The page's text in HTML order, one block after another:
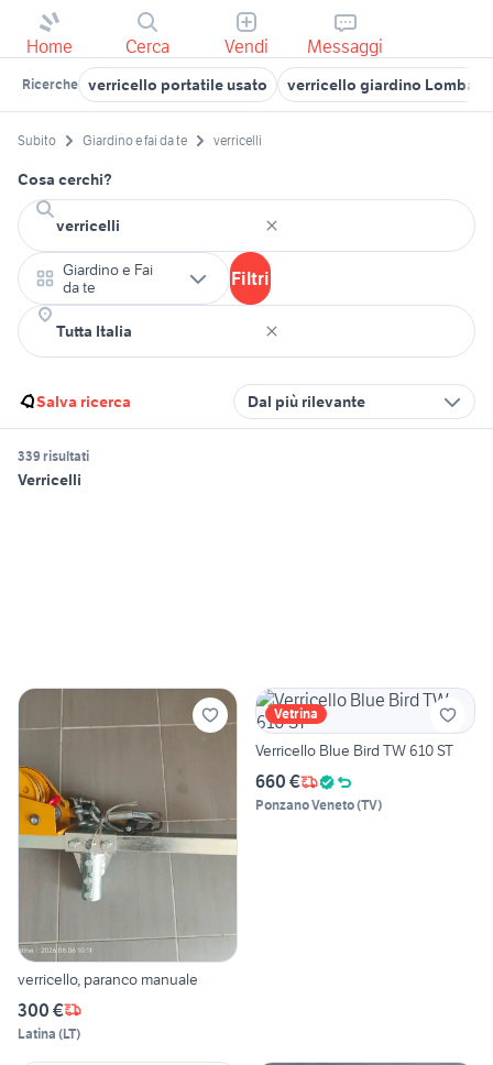
Home Cerca Vendi Messaggi
Ricerche verricello portatile usato verricello giardino
Subito Giardino e fai da te verricelli
Cosa cerchi?
Giardino e Fai
da te
Filtri
Salva ricerca Dal più rilevante
339 risultati
Verricelli
verricello, paranco manuale
300 €
Latina (LT)
Vetrina
Verricello Blue Bird TW 610 ST
660 €
Ponzano Veneto(TV)